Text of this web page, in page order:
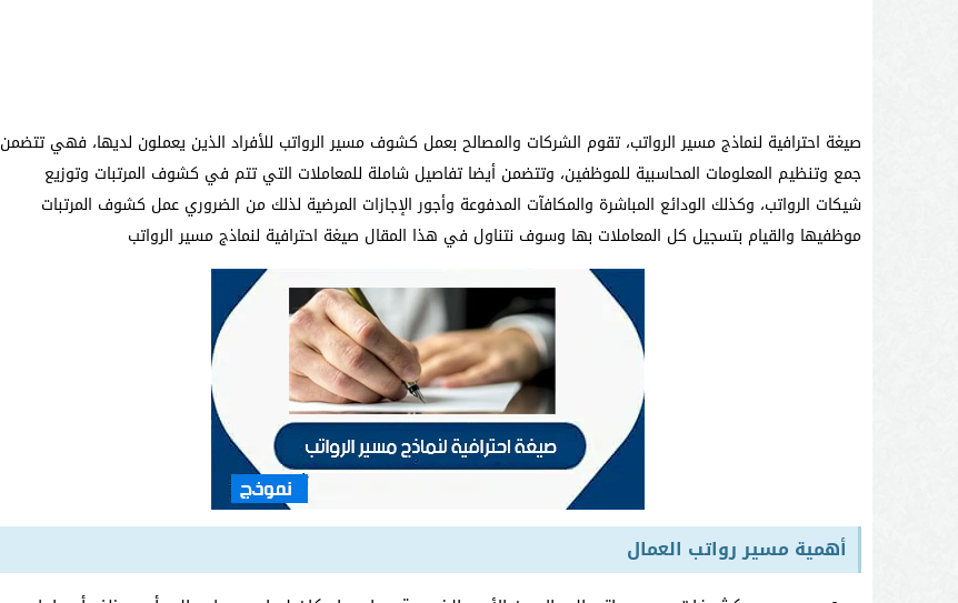
صيغة احترافية لنماذج مسير الرواتب، تقوم الشركات والمصالح بعمل كشوف مسير الرواتب للأفراد الذين يعملون لديها، فهي تتضمن
جمع وتنظيم المعلومات المحاسبية للموظفين، وتتضمن أيضا تفاصيل شاملة للمعاملات التي تتم في كشوف المرتبات وتوزيع
شيكات الرواتب، وكذلك الودائع المباشرة والمكافآت المدفوعة وأجور الإجازات المرضية لذلك من الضروري عمل كشوف المرتبات
موظفيها والقيام بتسجيل كل المعاملات بها وسوف نتناول في هذا المقال صيغة احترافية لنماذج مسير الرواتب
أهمية مسير رواتب العمال